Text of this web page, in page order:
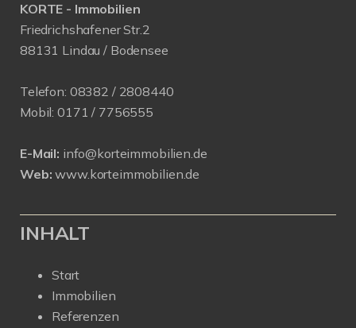
KORTE - Immobilien
Friedrichshafener Str.2
88131 Lindau / Bodensee
Telefon: 08382 / 2808440
Mobil: 0171 / 7756555
E-Mail: info@korteimmobilien.de
Web: www.korteimmobilien.de
INHALT
Start
Immobilien
Referenzen